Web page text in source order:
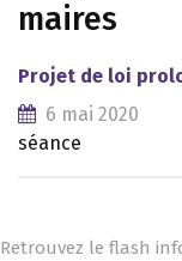
maires
Projet de loi
6 mai 2020
séance
Retrouvez le flash